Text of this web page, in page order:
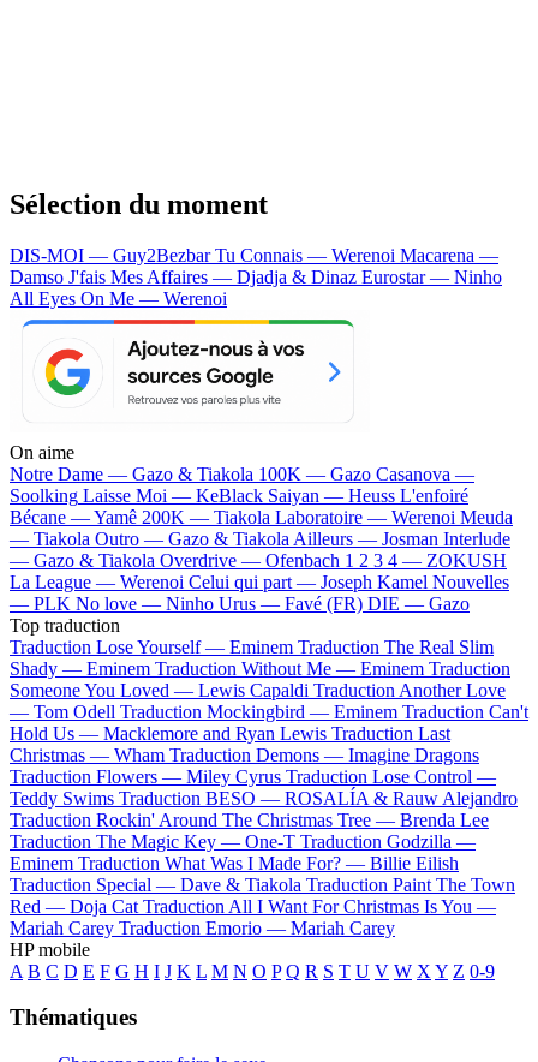
Sélection du moment
DIS-MOI — Guy2BezbarTu Connais — Werenoi Macarena —
Damso J'fais Mes Affaires — Djadja & Dinaz Eurostar — Ninho
All Eyes On Me — Werenoi
On aime
Notre Dame — Gazo & Tiakola 100K — Gazo Casanova —
Soolking Laisse Moi — KeBlack Saiyan — Heuss L'enfoiré
Bécane —Yamê 200K — Tiakola Laboratoire — Werenoi Meuda
— Tiakola Outro — Gazo & Tiakola Ailleurs — Josman Interlude
— Gazo & Tiakola Overdrive — Ofenbach 1 2 3 4 — ZOKUSH
La League — Werenoi Celui qui part — Joseph Kamel Nouvelles
— PLK No love — Ninho Urus — Favé (FR) DIE — Gazo
Top traduction
Traduction Lose Yourself — Eminem Traduction The Real Slim
Shady — Eminem Traduction Without Me — Eminem Traduction
Someone You Loved — Lewis Capaldi Traduction Another Love
— Tom Odell Traduction Mockingbird — Eminem Traduction Can't
Hold Us — Macklemore and Ryan Lewis Traduction Last
Christmas — Wham Traduction Demons — Imagine Dragons
Traduction Flowers — Miley Cyrus Traduction Lose Control —
Teddy Swims Traduction BESO — ROSALÍA & Rauw Alejandro
Traduction Rockin' Around The Christmas Tree — Brenda Lee
Traduction The Magic Key — One-T Traduction Godzilla —
Eminem Traduction What Was I Made For? — Billie Eilish
Traduction Special — Dave & Tiakola Traduction Paint The Town
Red — Doja Cat Traduction All I Want For Christmas Is You —
Mariah Carey Traduction Emorio — Mariah Carey
HP mobile
A B C D E F G H I J K L M N O P Q R S T U V W X Y Z 0-9
Thématiques